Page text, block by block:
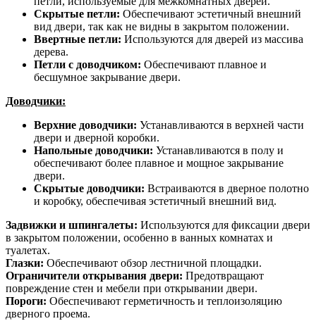
Скрытые петли: Обеспечивают эстетичный внешний
вид двери, так как не видны в закрытом положении.
Ввертные петли: Используются для дверей из массива
дерева.
Петли с доводчиком: Обеспечивают плавное и
бесшумное закрывание двери.
Доводчики:
Верхние доводчики: Устанавливаются в верхней части
двери и дверной коробки.
Напольные доводчики: Устанавливаются в полу и
обеспечивают более плавное и мощное закрывание
двери.
Скрытые доводчики: Встраиваются в дверное полотно
и коробку, обеспечивая эстетичный внешний вид.
Задвижки и шпингалеты: Используются для фиксации двери
в закрытом положении, особенно в ванных комнатах и
туалетах.
Глазки: Обеспечивают обзор лестничной площадки.
Ограничители открывания двери: Предотвращают
повреждение стен и мебели при открывании двери.
Пороги: Обеспечивают герметичность и теплоизоляцию
дверного проема.